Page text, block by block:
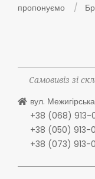
пропонуємо
Самовивіз зі
вул.
+38 (068) 913-
+38 (050) 913-
+38 (073) 913-